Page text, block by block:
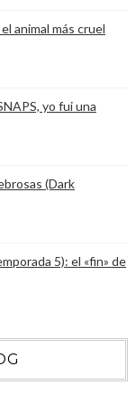
animal más cruel
yo fui una
(Dark
5): el «fin» de